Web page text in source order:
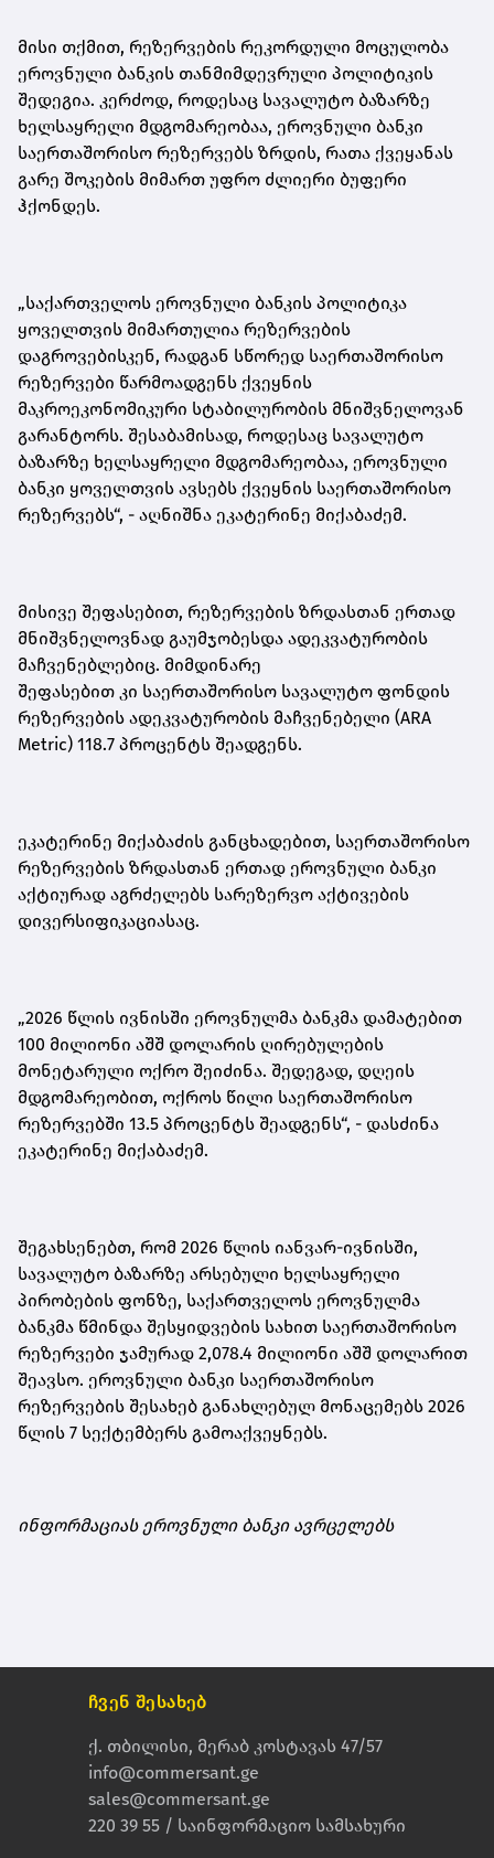
მისი თქმით, რეზერვების რეკორდული მოცულობა
ეროვნული ბანკის თანმიმდევრული პოლიტიკის
შედეგია. კერძოდ, როდესაც სავალუტო ბაზარზე
ხელსაყრელი მდგომარეობაა, ეროვნული ბანკი
საერთაშორისო რეზერვებს ზრდის, რათა ქვეყანას
გარე შოკების მიმართ უფრო ძლიერი ბუფერი
ჰქონდეს.
„საქართველოს ეროვნული ბანკის პოლიტიკა
ყოველთვის მიმართულია რეზერვების
დაგროვებისკენ, რადგან სწორედ საერთაშორისო
რეზერვები წარმოადგენს ქვეყნის
მაკროეკონომიკური სტაბილურობის მნიშვნელოვან
გარანტორს. შესაბამისად, როდესაც სავალუტო
ბაზარზე ხელსაყრელი მდგომარეობაა, ეროვნული
ბანკი ყოველთვის ავსებს ქვეყნის საერთაშორისო
რეზერვებს“, - აღნიშნა ეკატერინე მიქაბაძემ.
მისივე შეფასებით, რეზერვების ზრდასთან ერთად
მნიშვნელოვნად გაუმჯობესდა ადეკვატურობის
მაჩვენებლებიც. მიმდინარე
შეფასებით კი საერთაშორისო სავალუტო ფონდის
რეზერვების ადეკვატურობის მაჩვენებელი (ARA
Metric) 118.7 პროცენტს შეადგენს.
ეკატერინე მიქაბაძის განცხადებით, საერთაშორისო
რეზერვების ზრდასთან ერთად ეროვნული ბანკი
აქტიურად აგრძელებს სარეზერვო აქტივების
დივერსიფიკაციასაც.
„2026 წლის ივნისში ეროვნულმა ბანკმა დამატებით
100 მილიონი აშშ დოლარის ღირებულების
მონეტარული ოქრო შეიძინა. შედეგად, დღეის
მდგომარეობით, ოქროს წილი საერთაშორისო
რეზერვებში 13.5 პროცენტს შეადგენს“, - დასძინა
ეკატერინე მიქაბაძემ.
შეგახსენებთ, რომ 2026 წლის იანვარ-ივნისში,
სავალუტო ბაზარზე არსებული ხელსაყრელი
პირობების ფონზე, საქართველოს ეროვნულმა
ბანკმა წმინდა შესყიდვების სახით საერთაშორისო
რეზერვები ჯამურად 2,078.4 მილიონი აშშ დოლარით
შეავსო. ეროვნული ბანკი საერთაშორისო
რეზერვების შესახებ განახლებულ მონაცემებს 2026
წლის 7 სექტემბერს გამოაქვეყნებს.
ინფორმაციას ეროვნული ბანკი ავრცელებს
ჩვენ შესახებ
ქ. თბილისი, მერაბ კოსტავას 47/57
info@commersant.ge
sales@commersant.ge
220 39 55 / საინფორმაციო სამსახური